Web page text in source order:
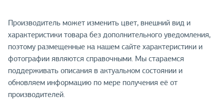
Производитель может изменить цвет, внешний вид и
характеристики товара без дополнительного уведомления,
поэтому размещенные на нашем сайте характеристики и
фотографии являются справочными. Мы стараемся
поддерживать описания в актуальном состоянии и
обновляем информацию по мере получения её от
производителей.